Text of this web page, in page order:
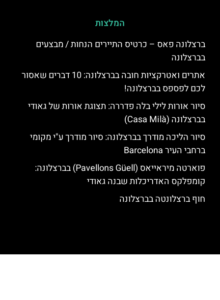
המלצות
ברצלונה פאס – כרטיס התיירים הנחות / מבצעים
בברצלונה
אתרים ואטרקציות חובה בברצלונה: 10 דברים שאסור
לכם לפספס בברצלונה!
סיור אורות לילי בלה פדררה: תצוגת אורות של גאודי
בברצלונה (Casa Milà)
סיור הליכה מודרך בברצלונה: סיור מודרך ע"י מקומי
ברחבי העיר Barcelona
פוארטה מיראייאס (Pavellons Güell) בברצלונה:
קומפלקס האדריכלות שבנה גאודי
חוף ברצלונטה בברצלונה